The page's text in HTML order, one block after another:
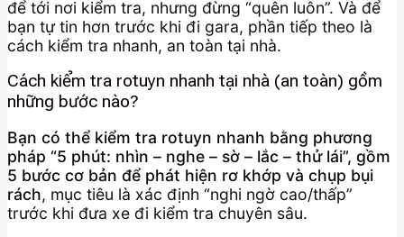
để tới nơi kiểm tra, nhưng đừng “quên luôn”. Và để
bạn tự tin hơn trước khi đi gara, phần tiếp theo là
cách kiểm tra nhanh, an toàn tại nhà.
Cách kiểm tra rotuyn nhanh tại nhà (an toàn) gồm
những bước nào?
Bạn có thể kiểm tra rotuyn nhanh bằng phương
pháp “5 phút: nhìn – nghe – sờ – lắc – thử lái”, gồm
5 bước cơ bản để phát hiện rơ khớp và chụp bụi
rách, mục tiêu là xác định “nghi ngờ cao/thấp”
trước khi đưa xe đi kiểm tra chuyên sâu.